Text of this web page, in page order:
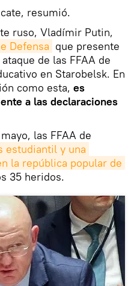
resumió.
ruso, Vladímir Putin,
Defensa que presente
de las FFAA de
en Starobelsk. En
como esta, es
a las declaraciones
las FFAA de
estudiantil y una
la república popular de
35 heridos.